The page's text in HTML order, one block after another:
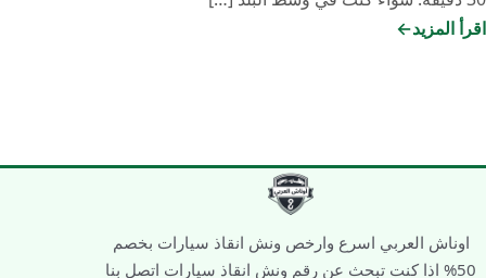
اقرأ المزيد
ونش
أسرع
سيارات
اوناش العربي اسرع وارخص ونش انقاذ سيارات بخصم
50% اذا كنت تبحث عن رقم ونش انقاذ سيارات اتصل بنا